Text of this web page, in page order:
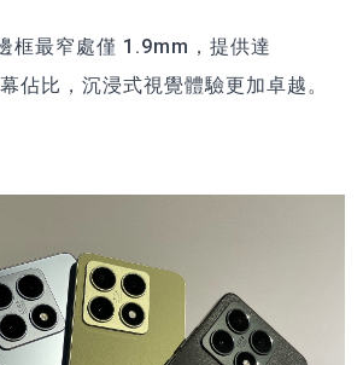
框最窄處僅 1.9mm，提供達
佔比，沉浸式視覺體驗更加卓越。